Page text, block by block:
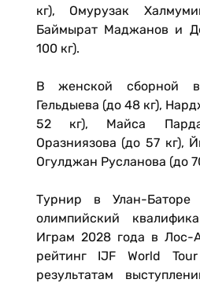
кг), Омурузак
Баймырат Маджанов и
100 кг).
В женской сборной
Гельдыева (до 48 кг),
52 кг), Майса
Оразниязова (до 57 кг),
Огулджан Русланова (до
Турнир в Улан-Баторе
олимпийский
Играм 2028 года в Лос-
рейтинг IJF World
результатам